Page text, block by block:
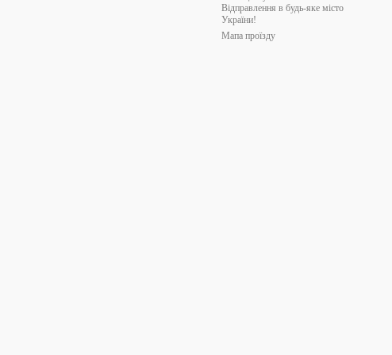
застосування хімічних відбілювачів та добавок. Вони не розмокають,
кишені, які перешкоджають швидкій передачі тепла від гарячого напою
Відправлення в будь-яке місто
України!
Мапа проїзду